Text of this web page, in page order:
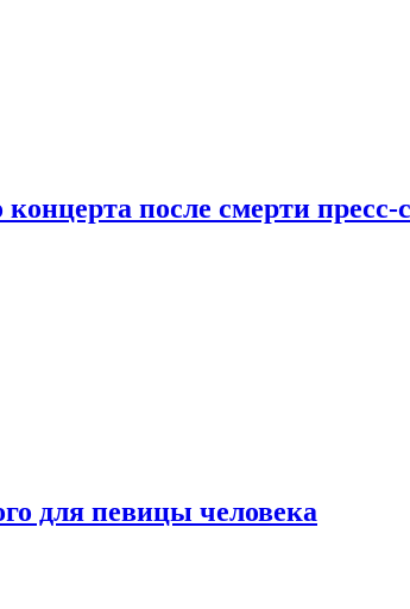
после смерти пресс-
для певицы человека